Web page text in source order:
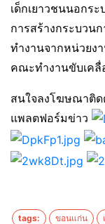
เด็กเยาวชนนอกร
การสร้างกระบวน
ทำงานจากหน่วยง
คณะทำงานขับเคลื่
สนใจลงโฆษณาติ
แพลตฟอร์มข่าว
tags: ขอนแก่น